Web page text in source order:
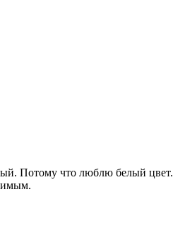
Потому что люблю белый цвет.